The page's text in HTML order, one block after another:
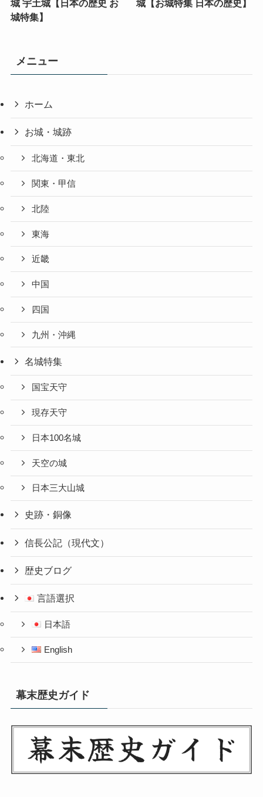
城 宇土城【日本の歴史 お
城特集】
城【お城特集 日本の歴史】
メニュー
ホーム
お城・城跡
北海道・東北
関東・甲信
北陸
東海
近畿
中国
四国
九州・沖縄
名城特集
国宝天守
現存天守
日本100名城
天空の城
日本三大山城
史跡・銅像
信長公記（現代文）
歴史ブログ
言語選択
日本語
English
幕末歴史ガイド